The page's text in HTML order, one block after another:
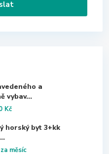
a
vybav...
Kč
horský byt 3+kk
za měsíc